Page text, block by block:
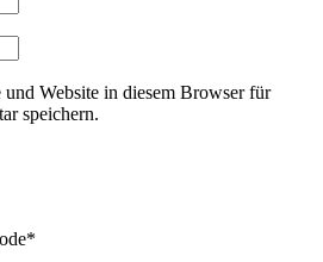
Website in diesem Browser für
speichern.
*